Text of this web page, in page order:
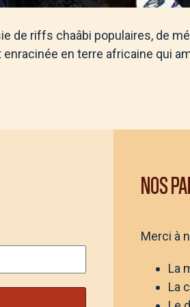
de riffs chaâbi populaires, de
en terre africaine qui
NOS
Merci à
La
La